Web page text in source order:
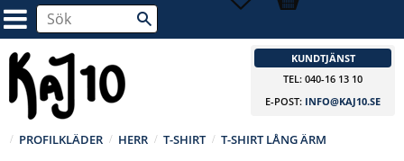
KUNDTJÄNST
TEL: 040-16 13 10
E-POST: INFO@KAJ10.SE
PROFILKLÄDER HERR T-SHIRT T-SHIRT LÅNG ÄRM